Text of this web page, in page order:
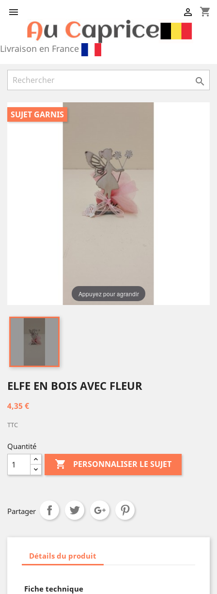
 shopping_cart

Livraison en France

SUJET GARNIS
Appuyez pour agrandir
ELFE EN BOIS AVEC FLEUR
4,35 €
TTC
Quantité
 PERSONNALISER LE SUJET
Partager
Détails du produit
Fiche technique